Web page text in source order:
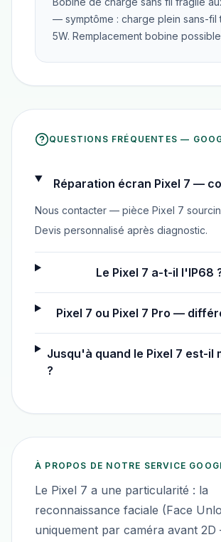
— symptôme : charge plein sans-fil
5W. Remplacement bobine
QUESTIONS FRÉQUENTES —
Réparation écran Pixel 7 —
Nous contacter — pièce Pixel 7
Devis personnalisé après diagnostic.
Le Pixel 7 a-t-il l'IP68
Pixel 7 ou Pixel 7 Pro —
Jusqu'à quand le Pixel 7 est-il
?
À PROPOS DE NOTRE SERVICE
Le Pixel 7 a une particularité : la
reconnaissance faciale (Face
uniquement par caméra avant